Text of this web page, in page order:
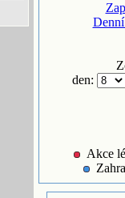
den:
Akce